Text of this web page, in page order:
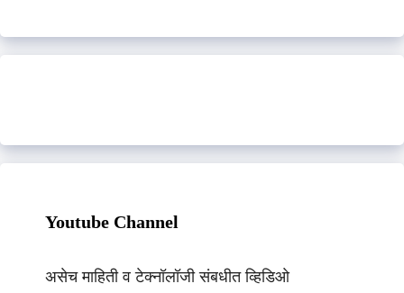
Youtube Channel
असेच माहिती व टेक्नॉलॉजी संबधीत व्हिडिओ